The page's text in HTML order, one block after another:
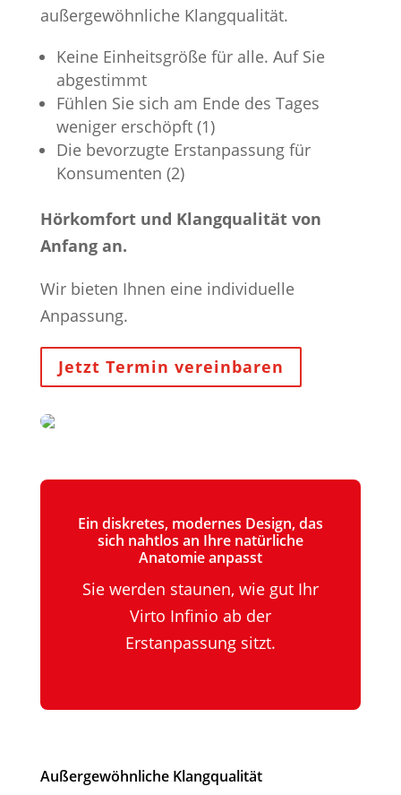
außergewöhnliche Klangqualität.
Keine Einheitsgröße für alle. Auf Sie
abgestimmt
Fühlen Sie sich am Ende des Tages
weniger erschöpft (1)
Die bevorzugte Erstanpassung für
Konsumenten (2)
Hörkomfort und Klangqualität von
Anfang an.
Wir bieten Ihnen eine individuelle
Anpassung.
Jetzt Termin vereinbaren
Ein diskretes, modernes Design, das
sich nahtlos an Ihre natürliche
Anatomie anpasst
Sie werden staunen, wie gut Ihr
Virto Infinio ab der
Erstanpassung sitzt.
Außergewöhnliche Klangqualität